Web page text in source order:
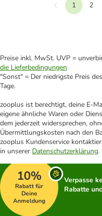
Vorherige
1 2
Preise inkl. MwSt. UVP =
die Lieferbedingungen
"Sonst" = Der niedrigste Preis
Tage.
zooplus ist berechtigt, deine E-
eigene ähnliche Waren oder
dem jederzeit widersprechen,
Übermittlungskosten nach den
zooplus Kundenservice
in unserer Datenschutzerklärung.
10%
Rabatt für
Deine
Anmeldung
Verpasse
Rabatte